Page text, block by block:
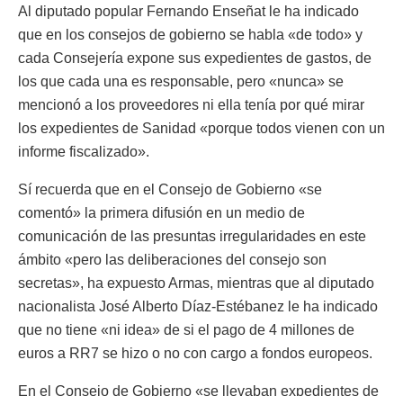
Al diputado popular Fernando Enseñat le ha indicado
que en los consejos de gobierno se habla «de todo» y
cada Consejería expone sus expedientes de gastos, de
los que cada una es responsable, pero «nunca» se
mencionó a los proveedores ni ella tenía por qué mirar
los expedientes de Sanidad «porque todos vienen con un
informe fiscalizado».
Sí recuerda que en el Consejo de Gobierno «se
comentó» la primera difusión en un medio de
comunicación de las presuntas irregularidades en este
ámbito «pero las deliberaciones del consejo son
secretas», ha expuesto Armas, mientras que al diputado
nacionalista José Alberto Díaz-Estébanez le ha indicado
que no tiene «ni idea» de si el pago de 4 millones de
euros a RR7 se hizo o no con cargo a fondos europeos.
En el Consejo de Gobierno «se llevaban expedientes de